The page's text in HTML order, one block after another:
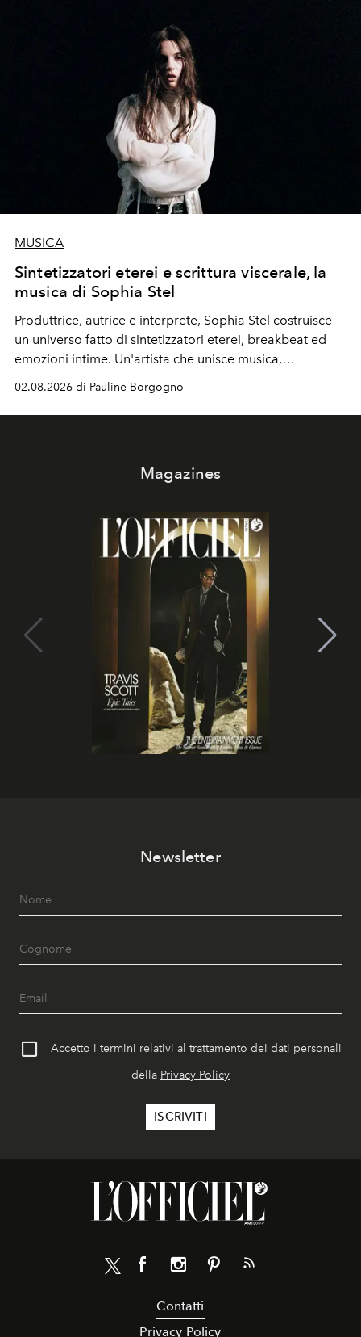
MUSICA
Sintetizzatori eterei e scrittura viscerale, la
musica di Sophia Stel
Produttrice, autrice e interprete, Sophia Stel costruisce
un universo fatto di sintetizzatori eterei, breakbeat ed
emozioni intime. Un'artista che unisce musica,
02.08.2026 di Pauline Borgogno
Magazines
Newsletter
Accetto i termini relativi al trattamento dei dati personali
della Privacy Policy
Contatti
Privacy Policy